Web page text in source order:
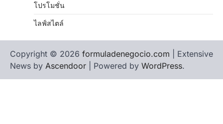
โปรโมชั่น
ไลฟ์สไตล์
Copyright © 2026 formuladenegocio.com | Extensive
News by Ascendoor | Powered by WordPress.